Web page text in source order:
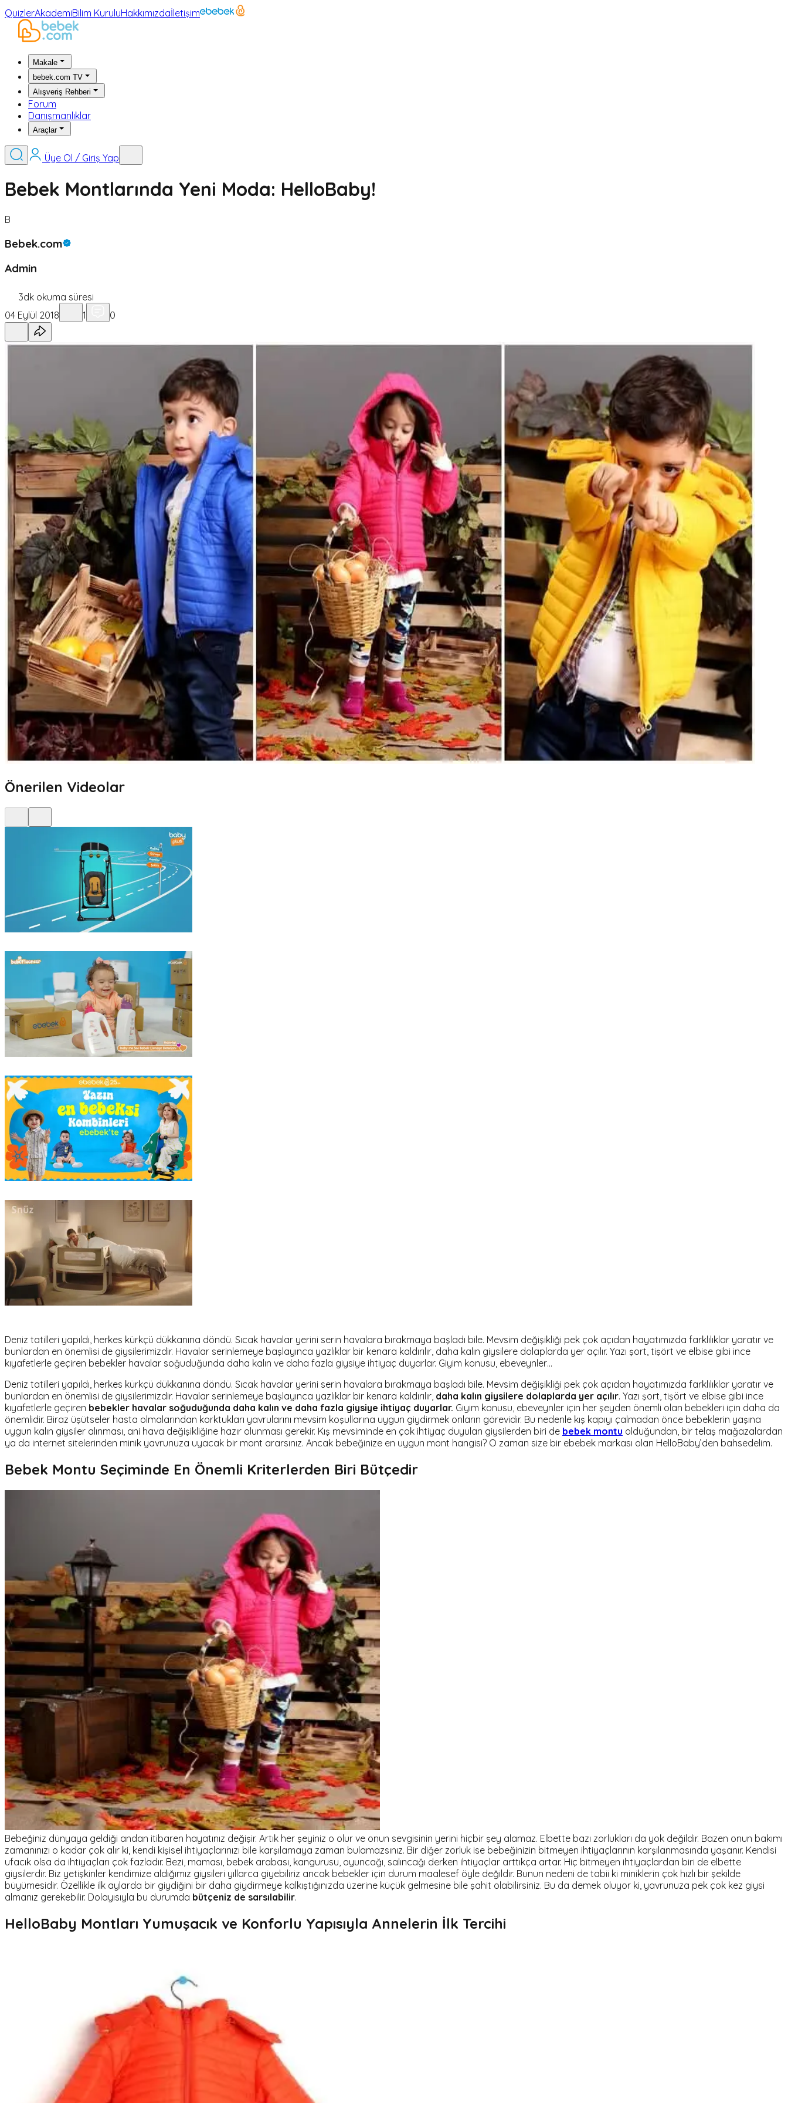
QuizlerAkademiBilim KuruluHakkımızdaİletişim
Makale
bebek.com TV
Alışveriş Rehberi
Forum
Danışmanlıklar
Araçlar
Üye Ol / Giriş Yap
Bebek Montlarında Yeni Moda: HelloBaby!
B
Bebek.com
Admin
3dk okuma süresi
04 Eylül 2018
1 0
Önerilen Videolar
Deniz tatilleri yapıldı, herkes kürkçü dükkanına döndü. Sıcak havalar yerini serin havalara bırakmaya başladı bile. Mevsim değişikliği pek çok açıdan hayatımızda farklılıklar yaratır ve
bunlardan en önemlisi de giysilerimizdir. Havalar serinlemeye başlayınca yazlıklar bir kenara kaldırılır, daha kalın giysilere dolaplarda yer açılır. Yazı şort, tişört ve elbise gibi ince
kıyafetlerle geçiren bebekler havalar soğuduğunda daha kalın ve daha fazla giysiye ihtiyaç duyarlar. Giyim konusu, ebeveynler…
Deniz tatilleri yapıldı, herkes kürkçü dükkanına döndü. Sıcak havalar yerini serin havalara bırakmaya başladı bile. Mevsim değişikliği pek çok açıdan hayatımızda farklılıklar yaratır ve
bunlardan en önemlisi de giysilerimizdir. Havalar serinlemeye başlayınca yazlıklar bir kenara kaldırılır, daha kalın giysilere dolaplarda yer açılır. Yazı şort, tişört ve elbise gibi ince
kıyafetlerle geçiren bebekler havalar soğuduğunda daha kalın ve daha fazla giysiye ihtiyaç duyarlar. Giyim konusu, ebeveynler için her şeyden önemli olan bebekleri için daha da
önemlidir. Biraz üşütseler hasta olmalarından korktukları yavrularını mevsim koşullarına uygun giydirmek onların görevidir. Bu nedenle kış kapıyı çalmadan önce bebeklerin yaşına
uygun kalın giysiler alınması, ani hava değişikliğine hazır olunması gerekir. Kış mevsiminde en çok ihtiyaç duyulan giysilerden biri de bebek montu olduğundan, bir telaş mağazalardan
ya da internet sitelerinden minik yavrunuza uyacak bir mont ararsınız. Ancak bebeğinize en uygun mont hangisi? O zaman size bir ebebek markası olan HelloBaby’den bahsedelim.
Bebek Montu Seçiminde En Önemli Kriterlerden Biri Bütçedir
Bebeğiniz dünyaya geldiği andan itibaren hayatınız değişir. Artık her şeyiniz o olur ve onun sevgisinin yerini hiçbir şey alamaz. Elbette bazı zorlukları da yok değildir. Bazen onun bakımı
zamanınızı o kadar çok alır ki, kendi kişisel ihtiyaçlarınızı bile karşılamaya zaman bulamazsınız. Bir diğer zorluk ise bebeğinizin bitmeyen ihtiyaçlarının karşılanmasında yaşanır. Kendisi
ufacık olsa da ihtiyaçları çok fazladır. Bezi, maması, bebek arabası, kangurusu, oyuncağı, salıncağı derken ihtiyaçlar arttıkça artar. Hiç bitmeyen ihtiyaçlardan biri de elbette
giysilerdir. Biz yetişkinler kendimize aldığımız giysileri yıllarca giyebiliriz ancak bebekler için durum maalesef öyle değildir. Bunun nedeni de tabii ki miniklerin çok hızlı bir şekilde
büyümesidir. Özellikle ilk aylarda bir giydiğini bir daha giydirmeye kalkıştığınızda üzerine küçük gelmesine bile şahit olabilirsiniz. Bu da demek oluyor ki, yavrunuza pek çok kez giysi
almanız gerekebilir. Dolayısıyla bu durumda bütçeniz de sarsılabilir.
HelloBaby Montları Yumuşacık ve Konforlu Yapısıyla Annelerin İlk Tercihi